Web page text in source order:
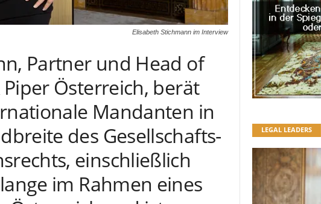
Elisabeth Stichmann im Interview
Partner und Head of
Österreich, berät
Mandanten in
des Gesellschafts-
einschließlich
im Rahmen eines
LEGAL LEADERS